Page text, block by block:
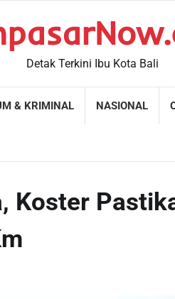
Detak Terkini Ibu Kota Bali
& KRIMINAL NASIONAL
Koster